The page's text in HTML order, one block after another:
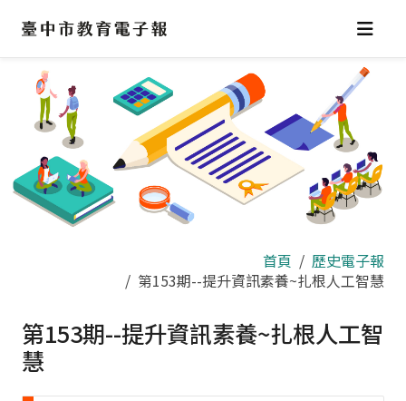
區
首頁
歷史電子報
第153期--提升資訊素養~扎根人工智慧
第153期--提升資訊素養~扎根人工智
慧